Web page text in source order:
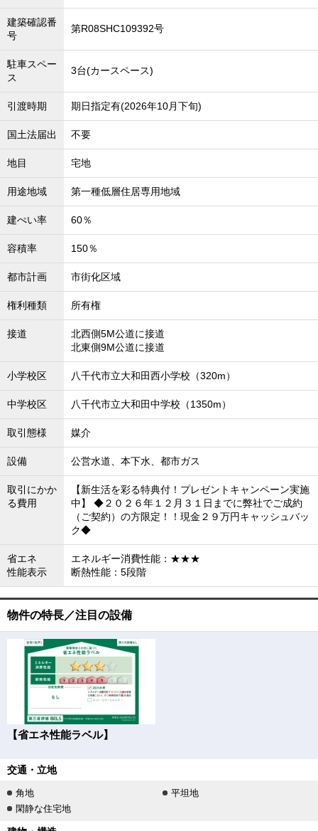
建築確認番
号
第R08SHC109392号
駐車スペー
ス
3台(カースペース)
引渡時期 期日指定有(2026年10月下旬)
国土法届出 不要
地目 宅地
用途地域 第一種低層住居専用地域
建ぺい率 60％
容積率 150％
都市計画 市街化区域
権利種類 所有権
接道
北西側5M公道に接道
北東側9M公道に接道
小学校区 八千代市立大和田西小学校（320m）
中学校区 八千代市立大和田中学校（1350m）
取引態様 媒介
設備 公営水道、本下水、都市ガス
取引にかか
る費用
【新生活を彩る特典付！プレゼントキャンペーン実施
中】 ◆２０２６年１２月３１日までに弊社でご成約
（ご契約）の方限定！！現金２９万円キャッシュバッ
ク◆
省エネ
性能表示
エネルギー消費性能：★★★
断熱性能：5段階
物件の特長／注目の設備
【省エネ性能ラベル】
交通・立地
角地
平坦地
閑静な住宅地
全店舗営業社員募集！